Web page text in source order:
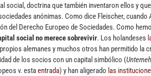
social, doctrina que también inventaron ellos y
anónimas. Como dice Fleischer, cuando
del Derecho Europeo de Sociedades. Como
social no merece sobrevivir. Los holandeses
alemanes y muchos otros han permitido la
de los socios con un capital simbólico (
v. estaentrada) y han aligerado las